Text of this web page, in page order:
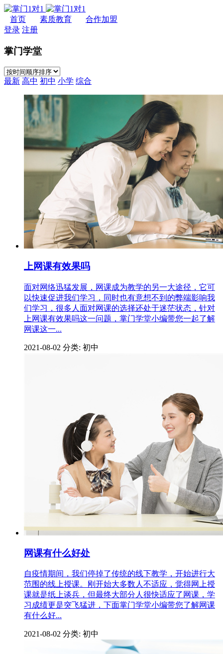
首页 素质教育
合作加盟
登录 注册
掌门学堂
最新 高中 初中 小学 综合
上网课有效果吗
面对网络迅猛发展，网课成为教学的另一大途径，它可
以快速促进我们学习，同时也有意想不到的弊端影响我
们学习，很多人面对网课的选择还处于迷茫状态，针对
上网课有效果吗这一问题，掌门学堂小编带您一起了解
网课这一...
2021-08-02 分类: 初中
网课有什么好处
自疫情期间，我们停掉了传统的线下教学，开始进行大
范围的线上授课。刚开始大多数人不适应，觉得网上授
课就是纸上谈兵，但最终大部分人很快适应了网课，学
习成绩更是突飞猛进，下面掌门学堂小编带您了解网课
有什么好...
2021-08-02 分类: 初中